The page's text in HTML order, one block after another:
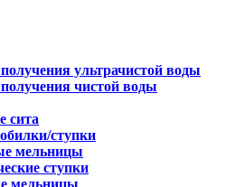
ультрачистой воды
чистой воды
сита
ступки
мельницы
ступки
мельницы